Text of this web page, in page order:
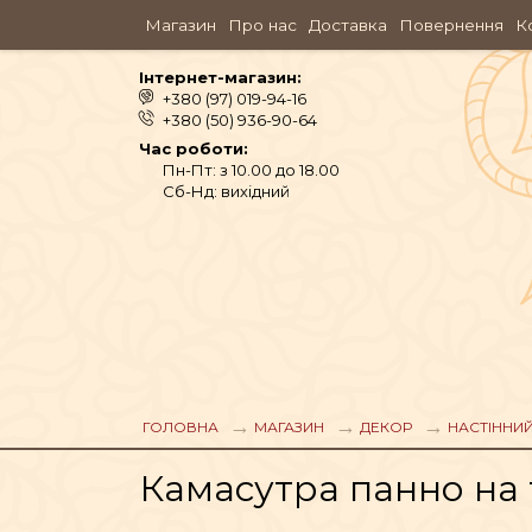
Магазин Про нас Доставка Повернення
Інтернет-магазин:
+380 (97) 019-94-16
+380 (50) 936-90-64
Час роботи:
Пн-Пт: з 10.00 до 18.00
Сб-Нд: вихідний
АРОМАМАСЛА,
ГОЛОВНА МАГАЗИН ДЕКОР
Камасутра панно на